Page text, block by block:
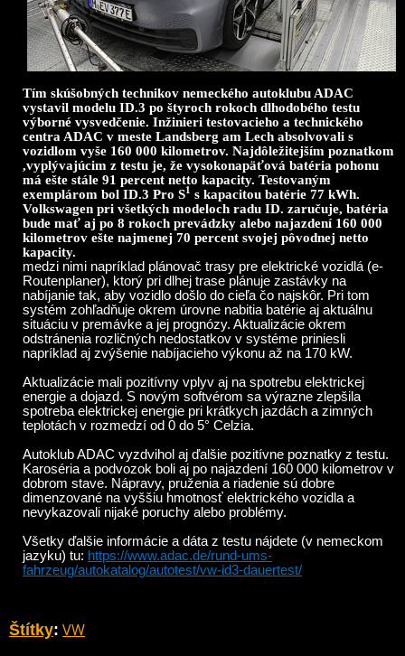
Tím skúšobných technikov nemeckého autoklubu ADAC
vystavil modelu ID.3 po štyroch rokoch dlhodobého testu
výborné vysvedčenie. Inžinieri testovacieho a technického
centra ADAC v meste Landsberg am Lech absolvovali s
vozidlom vyše 160 000 kilometrov. Najdôležitejším poznatkom
,vyplývajúcim z testu je, že vysokonapäťová batéria pohonu
má ešte stále 91 percent netto kapacity. Testovaným
exemplárom bol ID.3 Pro S1 s kapacitou batérie 77 kWh.
Volkswagen pri všetkých modeloch radu ID. zaručuje, batéria
bude mať aj po 8 rokoch prevádzky alebo najazdení 160 000
kilometrov ešte najmenej 70 percent svojej pôvodnej netto
kapacity.
medzi nimi napríklad plánovač trasy pre elektrické vozidlá (e-
Routenplaner), ktorý pri dlhej trase plánuje zastávky na
nabíjanie tak, aby vozidlo došlo do cieľa čo najskôr. Pri tom
systém zohľadňuje okrem úrovne nabitia batérie aj aktuálnu
situáciu v premávke a jej prognózy. Aktualizácie okrem
odstránenia rozličných nedostatkov v systéme priniesli
napríklad aj zvýšenie nabíjacieho výkonu až na 170 kW.
Aktualizácie mali pozitívny vplyv aj na spotrebu elektrickej
energie a dojazd. S novým softvérom sa výrazne zlepšila
spotreba elektrickej energie pri krátkych jazdách a zimných
teplotách v rozmedzí od 0 do 5° Celzia.
Autoklub ADAC vyzdvihol aj ďalšie pozitívne poznatky z testu.
Karoséria a podvozok boli aj po najazdení 160 000 kilometrov v
dobrom stave. Nápravy, pruženia a riadenie sú dobre
dimenzované na vyššiu hmotnosť elektrického vozidla a
nevykazovali nijaké poruchy alebo problémy.
Všetky ďalšie informácie a dáta z testu nájdete (v nemeckom
jazyku) tu: https://www.adac.de/rund-ums-
fahrzeug/autokatalog/autotest/vw-id3-dauertest/
Štítky: VW